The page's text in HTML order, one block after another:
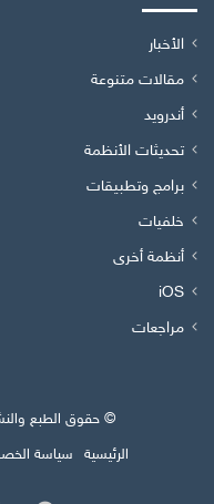
الأخبار
مقالات متنوعة
أندرويد
تحديثات الأنظمة
برامج وتطبيقات
خلفيات
أنظمة أخرى
iOS
مراجعات
© حقوق الطبع والنشر 2026, جميع الحقوق
الرئيسية
سياسة